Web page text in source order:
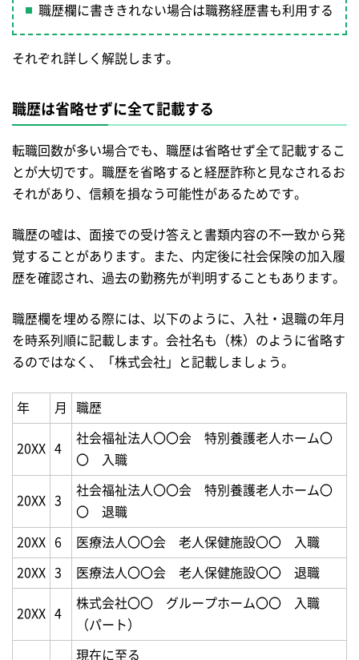
職歴欄に書ききれない場合は職務経歴書も利用する
それぞれ詳しく解説します。
職歴は省略せずに全て記載する
転職回数が多い場合でも、職歴は省略せず全て記載するこ
とが大切です。職歴を省略すると経歴詐称と見なされるお
それがあり、信頼を損なう可能性があるためです。
職歴の嘘は、面接での受け答えと書類内容の不一致から発
覚することがあります。また、内定後に社会保険の加入履
歴を確認され、過去の勤務先が判明することもあります。
職歴欄を埋める際には、以下のように、入社・退職の年月
を時系列順に記載します。会社名も（株）のように省略す
るのではなく、「株式会社」と記載しましょう。
年 月 職歴
20XX 4
社会福祉法人〇〇会 特別養護老人ホーム〇
〇 入職
20XX 3
社会福祉法人〇〇会 特別養護老人ホーム〇
〇 退職
20XX 6 医療法人〇〇会 老人保健施設〇〇 入職
20XX 3 医療法人〇〇会 老人保健施設〇〇 退職
20XX 4
株式会社〇〇 グループホーム〇〇 入職
（パート）
現在に至る